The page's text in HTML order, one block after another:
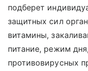
подберет
защитных сил
витамины,
питание, режим
противовирусных